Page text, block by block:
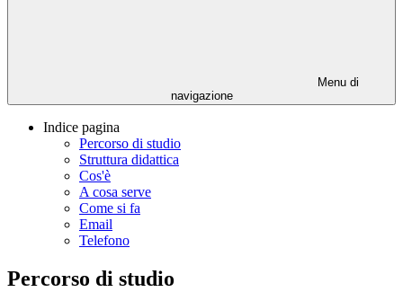
Menu di
navigazione
Indice pagina
Percorso di studio
Struttura didattica
Cos'è
A cosa serve
Come si fa
Email
Telefono
Percorso di studio